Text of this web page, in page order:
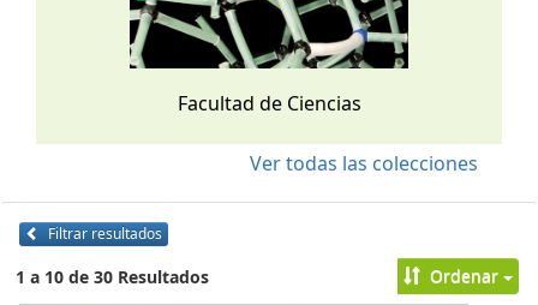
Facultad de Ciencias
Ver todas las colecciones
Filtrar resultados
1 a 10 de 30 Resultados Ordenar